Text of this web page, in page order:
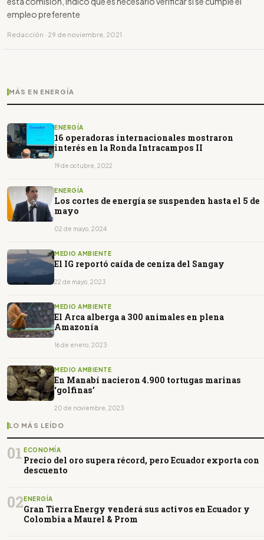
empleo preferente
Redacción · 29 de noviembre, 2021
MÁS EN ENERGÍA
ENERGÍA
16 operadoras internacionales mostraron
interés en la Ronda Intracampos II
19 de octubre, 2022
ENERGÍA
Los cortes de energía se suspenden hasta el 5 de
mayo
02 de mayo, 2024
MEDIO AMBIENTE
El IG reportó caída de ceniza del Sangay
22 de mayo, 2023
MEDIO AMBIENTE
El Arca alberga a 300 animales en plena
Amazonía
16 de enero, 2023
MEDIO AMBIENTE
En Manabí nacieron 4.900 tortugas marinas
‘golfinas’
20 de noviembre, 2023
LO MÁS LEÍDO
01 ECONOMÍA
Precio del oro supera récord, pero Ecuador exporta con
descuento
02 ENERGÍA
Gran Tierra Energy venderá sus activos en Ecuador y
Colombia a Maurel & Prom